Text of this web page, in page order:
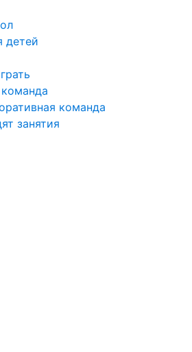
детей
команда
занятия